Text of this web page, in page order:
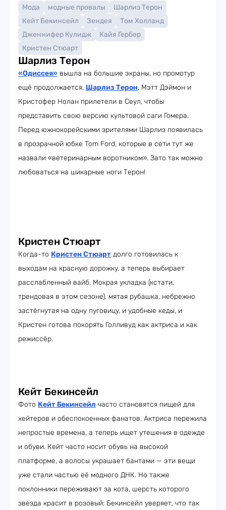
Мода модные провалы
Шарлиз Терон
Кейт Бекинсейл
Зендея
Том Холланд
Дженнифер Кулидж
Кайя Гербер
Кристен Стюарт
Шарлиз Терон
«Одиссея» вышла на большие экраны, но промотур
ещё продолжается. Шарлиз Терон, Мэтт Дэймон и
Кристофер Нолан прилетели в Сеул, чтобы
представить свою версию культовой саги Гомера.
Перед южнокорейскими зрителями Шарлиз появилась
в прозрачной юбке Tom Ford, которые в сети тут же
назвали «ветеринарным воротником». Зато так можно
любоваться на шикарные ноги Терон!
Кристен Стюарт
Когда-то Кристен Стюарт долго готовилась к
выходам на красную дорожку, а теперь выбирает
расслабленный вайб. Мокрая укладка (кстати,
трендовая в этом сезоне), мятая рубашка, небрежно
застёгнутая на одну пуговицу, и удобные кеды, и
Кристен готова покорять Голливуд как актриса и как
режиссёр.
Кейт Бекинсейл
Фото Кейт Бекинсейл часто становятся пищей для
хейтеров и обеспокоенных фанатов. Актриса пережила
непростые времена, а теперь ищет утешения в одежде
и обуви. Кейт часто носит обувь на высокой
платформе, а волосы украшает бантами — эти вещи
уже стали частью её модного ДНК. Но также
поклонники переживают за кота, шерсть которого
звезда красит в розовый: Бекинсейл уверяет, что так